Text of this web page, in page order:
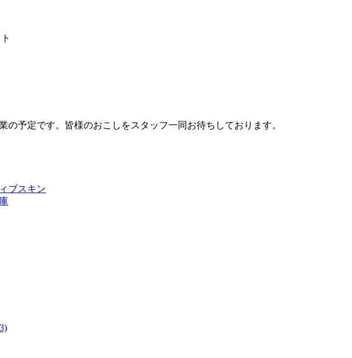
の予定です。皆様のおこしをスタッフ一同お待ちしております。